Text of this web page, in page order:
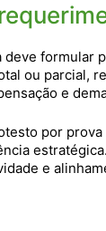
deve formular
ou parcial,
e
por
e